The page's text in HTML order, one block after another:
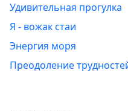
Удивительная прогулка
Я - вожак стаи
Энергия моря
Преодоление